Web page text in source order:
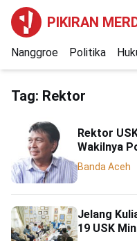
PIKIRAN
Nanggroe Politika
Tag: Rektor
Rektor
Wakilnya
Banda Aceh
Jelang
19 USK